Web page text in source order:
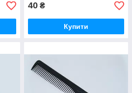
40 ₴
Купити